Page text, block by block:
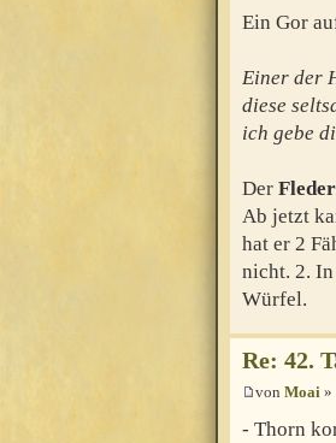
Ein Gor
Einer der
diese
ich gebe
Der
Ab jetzt
hat er 2
nicht. 2.
Würfel.
Re: 42.
von Moai »
- Thorn